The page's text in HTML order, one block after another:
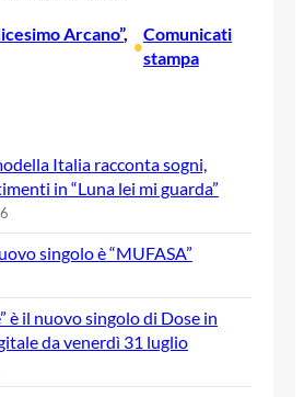
Arcano”
•
Comunicati
stampa
Italia racconta sogni,
in “Luna lei mi guarda”
singolo è “MUFASA”
è il nuovo singolo di Dose in
da venerdì 31 luglio